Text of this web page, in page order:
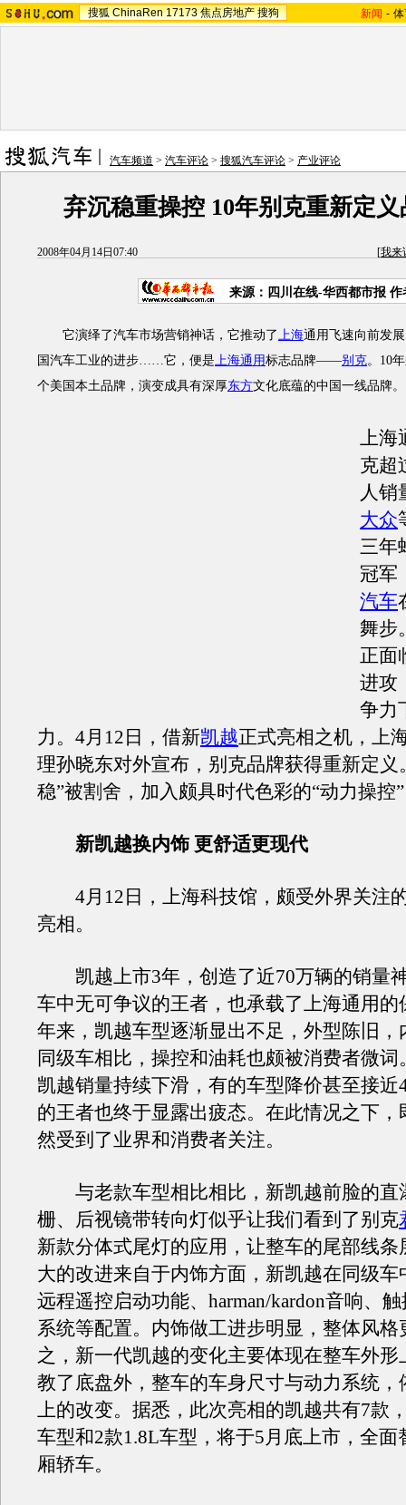
搜狐 ChinaRen 17173 焦点房地产 搜狗 新闻 -
汽车频道 > 汽车评论 > 搜狐汽车评论 > 产业评论
弃沉稳重操控 10年别克重新定
2008年04月14日07:40 [我来
来源：四川在线-华西都市报 作
它演绎了汽车市场营销神话，它推动了上海通用飞速向前发
国汽车工业的进步……它，便是上海通用标志品牌——别克。10
个美国本土品牌，演变成具有深厚东方文化底蕴的中国一线品牌。
上海
克超
人销
大众
三年
冠军
汽车
舞步
正面
进攻
争力
力。4月12日，借新凯越正式亮相之机，上
理孙晓东对外宣布，别克品牌获得重新定义
稳”被割舍，加入颇具时代色彩的“动力操控
新凯越换内饰 更舒适更现代
4月12日，上海科技馆，颇受外界关注
亮相。
凯越上市3年，创造了近70万辆的销量
车中无可争议的王者，也承载了上海通用的
年来，凯越车型逐渐显出不足，外型陈旧，
同级车相比，操控和油耗也颇被消费者微词
凯越销量持续下滑，有的车型降价甚至接近
的王者也终于显露出疲态。在此情况之下，
然受到了业界和消费者关注。
与老款车型相比相比，新凯越前脸的直
栅、后视镜带转向灯似乎让我们看到了别克
新款分体式尾灯的应用，让整车的尾部线条
大的改进来自于内饰方面，新凯越在同级车
远程遥控启动功能、harman/kardon音响、
系统等配置。内饰做工进步明显，整体风格
之，新一代凯越的变化主要体现在整车外形
教了底盘外，整车的车身尺寸与动力系统，
上的改变。据悉，此次亮相的凯越共有7款
车型和2款1.8L车型，将于5月底上市，全面
厢轿车。